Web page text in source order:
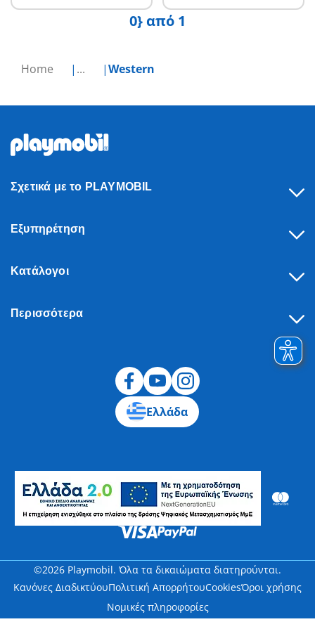
Home ... Western
0} από 1
Σχετικά με το PLAYMOBIL
Εξυπηρέτηση
Κατάλογοι
Περισσότερα
Ελλάδα
©2026 Playmobil. Όλα τα δικαιώματα διατηρούνται.
Κανόνες ΔιαδικτύουΠολιτική ΑπορρήτουCookiesΌροι χρήσης
Νομικές πληροφορίες